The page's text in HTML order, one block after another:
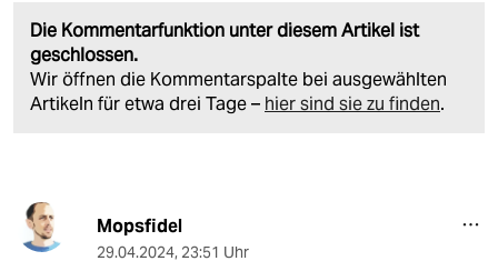
Die Kommentarfunktion unter diesem Artikel ist
geschlossen.
Wir öffnen die Kommentarspalte bei ausgewählten
Artikeln für etwa drei Tage – hier sind sie zu finden.
Mopsfidel
29.04.2024, 23:51 Uhr